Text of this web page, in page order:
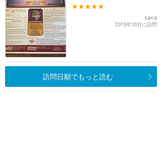
★★★★★
sana
2015年10月に訪問
訪問日順でもっと読む